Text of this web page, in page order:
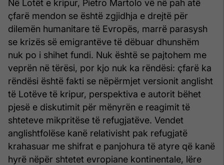
Në Lotët e kripur, Pietro Martolo vë në pah atë
çfarë mendon se është zgjidhja e drejtë për
dilemën humanitare të Evropës, marrë parasysh
se krizës së emigrantëve të dëbuar dhunshëm
nuk po i shihet fundi. Nuk është se pajtohem me
veprën në tërësi, por kjo nuk ka rëndësi: çfarë ka
rëndësi është fakti se nëpërmjet versionit anglisht
të Lotëve të kripur, perspektiva e autorit bëhet
pjesë e diskutimit për mënyrën e reagimit të
shteteve mikpritëse të refugjatëve. Vendet
anglishtfolëse kanë relativisht pak refugjatë
krahasuar me shifrat e panjohura të atyre që kanë
hyrë nëpër shtetet evropiane kontinentale, lëre